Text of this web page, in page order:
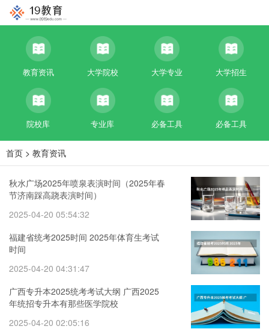
教育资讯 大学院校 大学专业 大学招生
院校库 专业库 必备工具 必备工具
首页 > 教育资讯
秋水广场2025年喷泉表演时间（2025年春
节济南踩高跷表演时间）
2025-04-20 05:54:32
福建省统考2025时间 2025年体育生考试
时间
2025-04-20 04:31:47
广西专升本2025统考考试大纲 广西2025
年统招专升本有那些医学院校
2025-04-20 02:05:16